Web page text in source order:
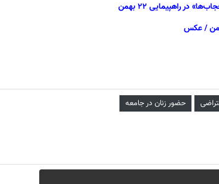
در راهپیمایی ۲۲ بهمن
حضور زنان در جامعه